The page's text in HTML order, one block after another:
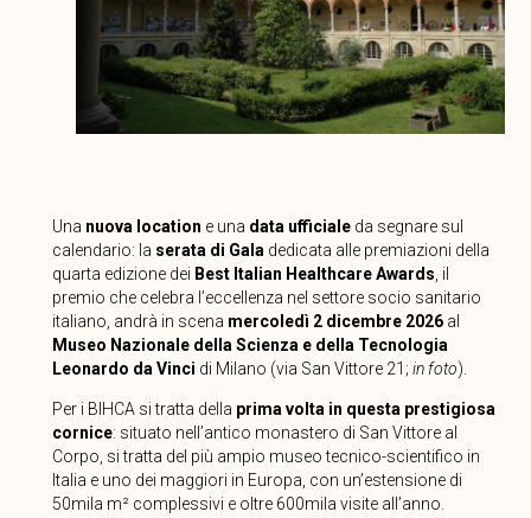
Una nuova location e una data ufficialeda segnare sul
calendario: la serata di Gala dedicata alle premiazioni della
quarta edizione dei Best Italian Healthcare Awards , il
premio che celebra l’eccellenza nel settore socio sanitario
italiano, andrà in scena mercoledì 2 dicembre 2026al
Museo Nazionale della Scienza e della Tecnologia
Leonardo da Vinci di Milano (via San Vittore 21; in foto).
Per i BIHCA si tratta della prima volta in questa prestigiosa
cornice: situato nell’antico monastero di San Vittore al
Corpo, si tratta del più ampio museo tecnico-scientifico in
Italia e uno dei maggiori in Europa, con un’estensione di
50mila m² complessivi e oltre 600mila visite all’anno.